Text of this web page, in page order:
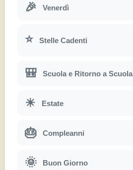
🎉 Venerdì
⭐ Stelle Cadenti
🎒 Scuola e Ritorno a Scuola
☀ Estate
🎂 Compleanni
🌞 Buon Giorno